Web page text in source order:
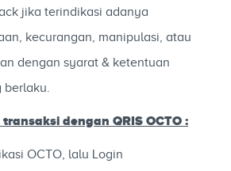
jika terindikasi adanya
kecurangan, manipulasi, atau
dengan syarat & ketentuan
berlaku.
dengan QRIS OCTO :
OCTO, lalu Login